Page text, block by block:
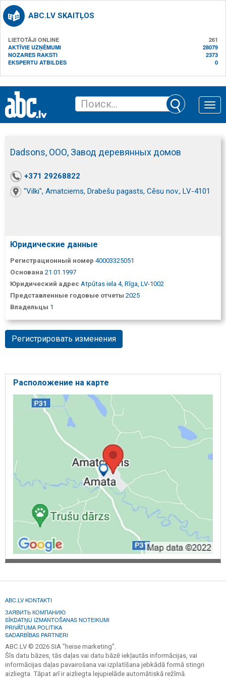
ABC.LV SKAITĻOS
LIETOTĀJI ONLINE
261
AKTĪVIE UZŅĒMUMI
28079
NOZARES RAKSTI
2373
EKSPERTU ATBILDES
0
Toggle
Dadsons, ООО, Завод деревянных домов
+371 29268822
"Vilki", Amatciems, Drabešu pagasts, Cēsu nov., LV-4101
Юридические данные
Регистрационный номер 40003325051
Основана 21.01.1997
Юридический адрес Atpūtas iela 4, Rīga, LV-1002
Представленные годовые отчеты 2025
Владельцы 1
Регистрировать изменения
Расположение на карте
ABC.LV KONTAKTI
ЗАЯВИТЬ КОМПАНИЮ
SĪKDATŅU IZMANTOŠANAS NOTEIKUMI
PRIVĀTUMA POLITIKA
SADARBĪBAS PARTNERI
ABC.LV © 2026 SIA "heise marketing".
Šīs datu bāzes, tās daļas vai datu bāzē iekļautās informācijas, vai
informācijas daļas pavairošana vai izplatīšana jebkādā formā stingri
aizliegta. Tāpat arī ir aizliegta lejupielāde automātiskā režīmā.